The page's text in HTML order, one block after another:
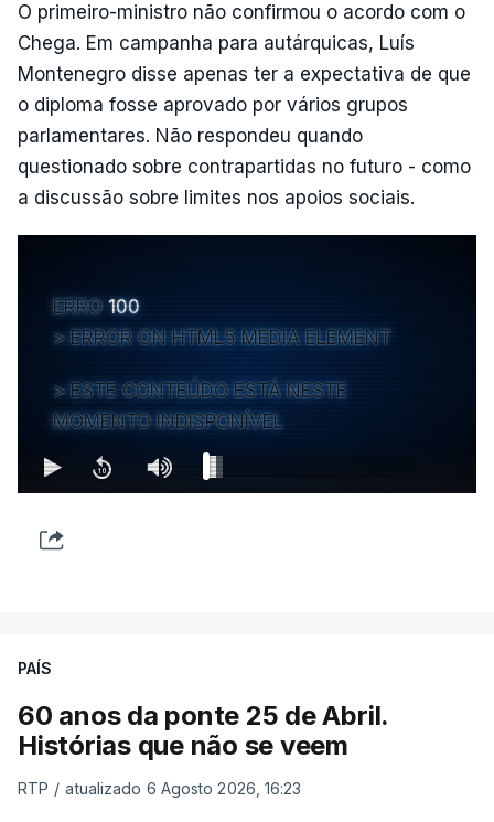
O primeiro-ministro não confirmou o acordo com o
Chega. Em campanha para autárquicas, Luís
Montenegro disse apenas ter a expectativa de que
o diploma fosse aprovado por vários grupos
parlamentares. Não respondeu quando
questionado sobre contrapartidas no futuro - como
a discussão sobre limites nos apoios sociais.
ERRO 100
ERROR ON HTML5 MEDIA ELEMENT
ESTE CONTEÚDO ESTÁ NESTE
MOMENTO INDISPONÍVEL
PAÍS
60 anos da ponte 25 de Abril.
Histórias que não se veem
RTP / atualizado 6 Agosto 2026, 16:23